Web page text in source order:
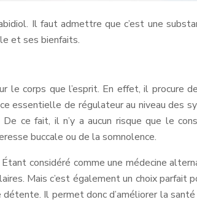
Il faut admettre que c’est une
et ses bienfaits.
le corps que l’esprit. En effet, il procure
essentielle de régulateur au niveau des
ce fait, il n’y a aucun risque que le
buccale ou de la somnolence.
considéré comme une médecine
Mais c’est également un choix
Il permet donc d’améliorer la